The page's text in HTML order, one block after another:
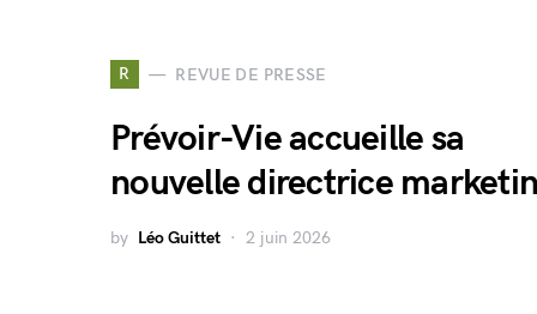
R REVUE DE PRESSE
Prévoir-Vie accueille sa
nouvelle directrice
by Léo Guittet 2 juin 2026